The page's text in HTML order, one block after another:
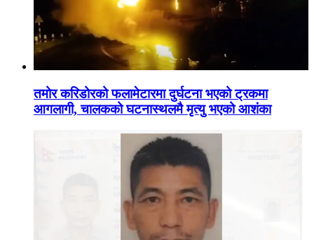
तमोर करिडोरको फलामेटारमा दुर्घटना भएको ट्रकमा
आगलागी, चालकको घटनास्थलमै मृत्यु भएको आशंका